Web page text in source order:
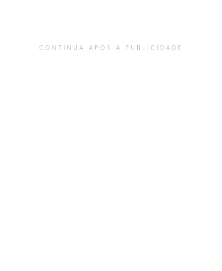
CONTINUA APÓS A PUBLICIDADE